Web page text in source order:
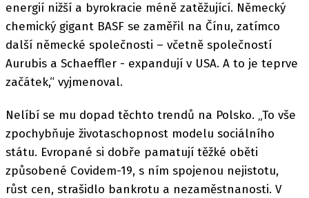
energií nižší a byrokracie méně zatěžující. Německý
chemický gigant BASF se zaměřil na Čínu, zatímco
další německé společnosti – včetně společností
Aurubis a Schaeffler - expandují v USA. A to je teprve
začátek,“ vyjmenoval.
Nelíbí se mu dopad těchto trendů na Polsko. „To vše
zpochybňuje životaschopnost modelu sociálního
státu. Evropané si dobře pamatují těžké oběti
způsobené Covidem-19, s ním spojenou nejistotu,
růst cen, strašidlo bankrotu a nezaměstnanosti. V